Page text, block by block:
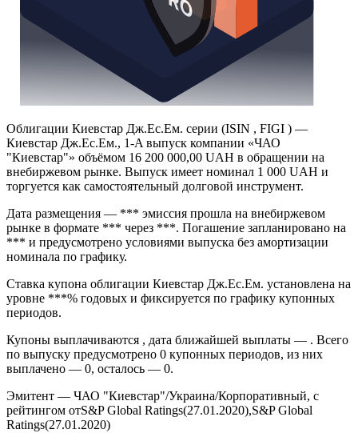
Облигации Киевстар Дж.Ес.Ем. серии (ISIN , FIGI ) —
Киевстар Дж.Ес.Ем., 1-A выпуск компании «ЧАО
"Киевстар"» объёмом 16 200 000,00 UAH в обращении на
внебиржевом рынке. Выпуск имеет номинал 1 000 UAH и
торгуется как самостоятельный долговой инструмент.
Дата размещения — *** эмиссия прошла на внебиржевом
рынке в формате *** через ***. Погашение запланировано на
*** и предусмотрено условиями выпуска без амортизации
номинала по графику.
Ставка купона облигации Киевстар Дж.Ес.Ем. установлена на
уровне ***% годовых и фиксируется по графику купонных
периодов.
Купоны выплачиваются , дата ближайшей выплаты — . Всего
по выпуску предусмотрено 0 купонных периодов, из них
выплачено — 0, осталось — 0.
Эмитент — ЧАО "Киевстар"/Украина/Корпоративный, с
рейтингом отS&P Global Ratings(27.01.2020),S&P Global
Ratings(27.01.2020)